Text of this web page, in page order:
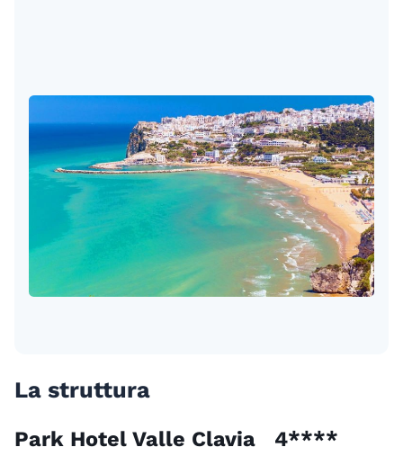
La struttura
Park Hotel Valle Clavia 4****